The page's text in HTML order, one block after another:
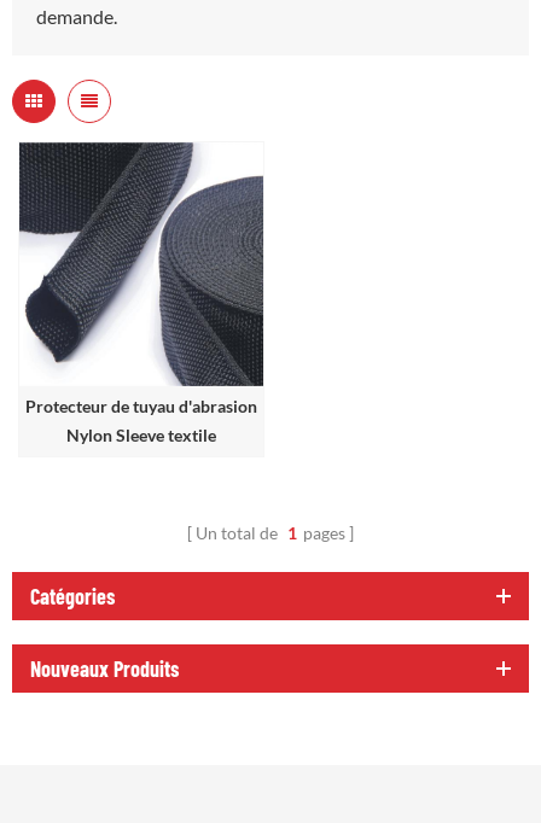
demande.
Protecteur de tuyau d'abrasion
Nylon Sleeve textile
Un total de 1 pages
Catégories
Nouveaux Produits